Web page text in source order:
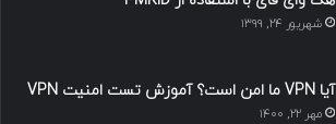
شهریور ۲۴, ۱۳۹۹
آیا VPN ما امن است؟ آموزش تست امنیت VPN
مهر ۲۲, ۱۴۰۰